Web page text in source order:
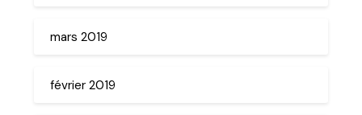
mars 2019
février 2019